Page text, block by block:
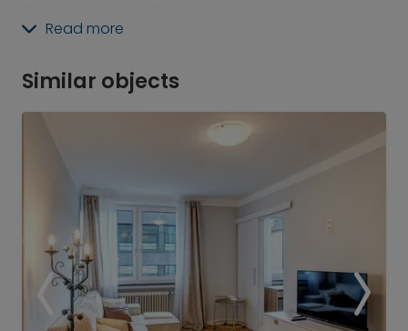
Zusätzlichen Stauraum bietet ein praktischer Keller.
Lagen der Stadt und begeistert mit charmanten
Cafés, individuellen Boutiquen und einer
lebendigen, kreativen Atmosphäre.
Read more
Similar objects